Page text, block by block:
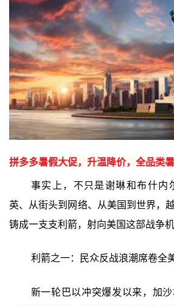
拼多多暑假大促，升温降价，全品类
事实上，不只是谢琳和布什内
英、从街头到网络、从美国到世界，
铸成一支支利箭，射向美国这部战争机
利箭之一：民众反战浪潮席卷全
新一轮巴以冲突爆发以来，加